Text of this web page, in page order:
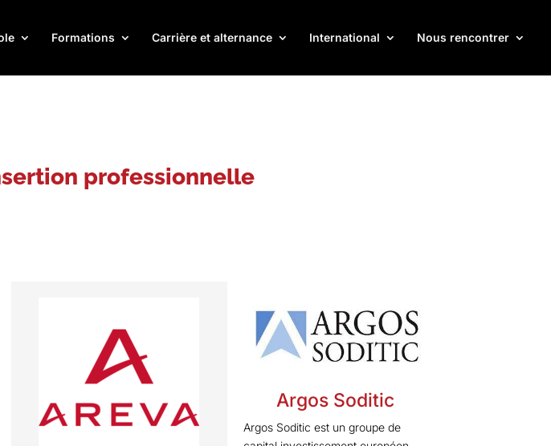
Formations Carrière et alternance International Nous rencontrer
professionnelle
Argos Soditic
Argos Soditic est un groupe de